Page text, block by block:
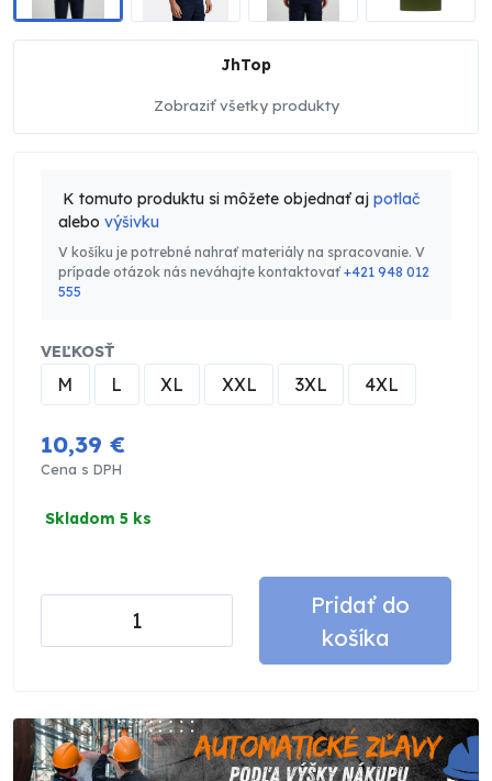
JhTop
Zobraziť všetky produkty
K tomuto produktu si môžete objednať aj potlač
alebo výšivku
V košíku je potrebné nahrať materiály na spracovanie. V
prípade otázok nás neváhajte kontaktovať+421 948 012
555
VEĽKOSŤ
M L XL XXL 3XL 4XL
10,39 €
Cena s DPH
Skladom 5 ks
Pridať do
košíka